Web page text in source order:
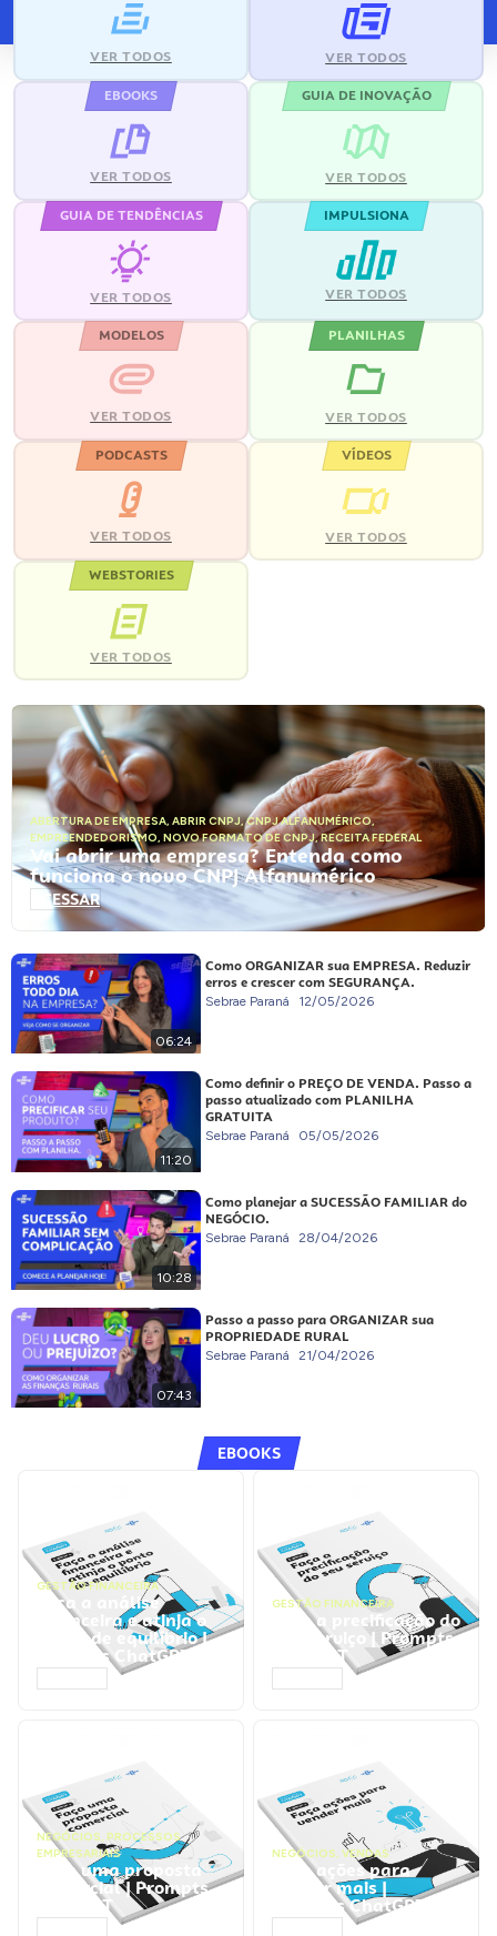
VER TODOS VER TODOS
EBOOKS
VER TODOS
GUIA DE INOVAÇÃO
VER TODOS
GUIA DE TENDÊNCIAS
VER TODOS
IMPULSIONA
VER TODOS
MODELOS
VER TODOS
PLANILHAS
VER TODOS
PODCASTS
VER TODOS
VÍDEOS
VER TODOS
WEBSTORIES
VER TODOS
ABERTURA DE EMPRESA, ABRIR CNPJ,CNPJ ALFANUMÉRICO,
EMPREENDEDORISMO, NOVO FORMATO DE CNPJ,RECEITA FEDERAL
Vai abrir uma empresa? Entenda como
funciona o novo CNPJ Alfanumérico
ACESSAR
06:24
Como ORGANIZAR sua EMPRESA. Reduzir
erros e crescer com SEGURANÇA.
Sebrae Paraná 12/05/2026
11:20
Como definir o PREÇO DE VENDA. Passo a
passo atualizado com PLANILHA
GRATUITA
Sebrae Paraná 05/05/2026
10:28
Como planejar a SUCESSÃO FAMILIAR do
NEGÓCIO.
Sebrae Paraná 28/04/2026
07:43
Passo a passo para ORGANIZAR sua
PROPRIEDADE RURAL
Sebrae Paraná 21/04/2026
EBOOKS
GESTÃO FINANCEIRA
Faça a análise
financeira e atinja o
ponto de equilíbrio |
Prompts ChatGPT
GESTÃO FINANCEIRA
Faça a precificação do
seu serviço | Prompts
ChatGPT
NEGÓCIOS, PROCESSOS
EMPRESARIAIS
Faça uma proposta
comercial | Prompts
ChatGPT
NEGÓCIOS, VENDAS
Faça ações para
vender mais |
Prompts ChatGPT